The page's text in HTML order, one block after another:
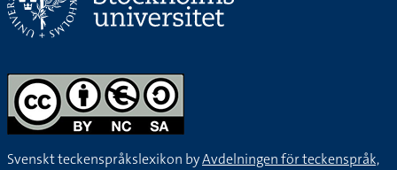
Svenskt teckenspråkslexikon byAvdelningen för teckenspråk,